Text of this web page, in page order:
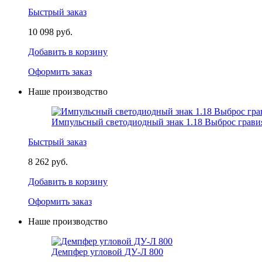
Быстрый заказ
10 098 руб.
Добавить в корзину
Оформить заказ
Наше производство
Импульсный светодиодный знак 1.18 Выброс
Быстрый заказ
8 262 руб.
Добавить в корзину
Оформить заказ
Наше производство
Демпфер угловой ДУ-Л 800